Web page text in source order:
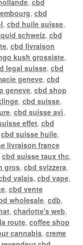
, cbd
, cbd
, cbd huile suisse,
schweiz, cbd
, cbd livraison
kush grossiste,
legal suisse, cbd
geneve, cbd
geneve, cbd shop
, cbd suisse,
, cbd suisse avi,
effet, cbd
cbd suisse huile,
livraison france
cbd suisse taux thc,
gros, cbd svizzera,
valais, cbd vape,
, cbd vente
wholesale, cdb,
, charlotte's web,
route, coffee shop
cannabis, creme